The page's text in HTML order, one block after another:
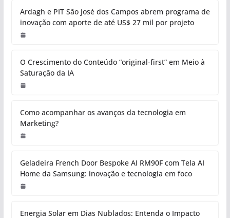
Ardagh e PIT São José dos Campos abrem programa de
inovação com aporte de até US$ 27 mil por projeto
O Crescimento do Conteúdo “original-first” em Meio à
Saturação da IA
Como acompanhar os avanços da tecnologia em
Marketing?
Geladeira French Door Bespoke AI RM90F com Tela AI
Home da Samsung: inovação e tecnologia em foco
Energia Solar em Dias Nublados: Entenda o Impacto